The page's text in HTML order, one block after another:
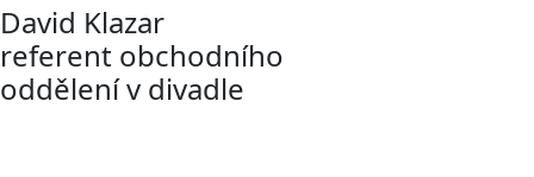
David Klazar
referent obchodního
oddělení v divadle